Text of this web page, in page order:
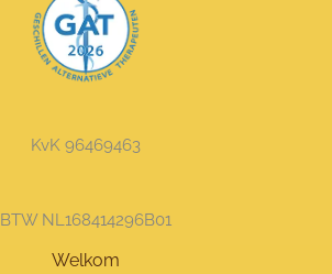
KvK 96469463
BTW NL168414296B01
Welkom